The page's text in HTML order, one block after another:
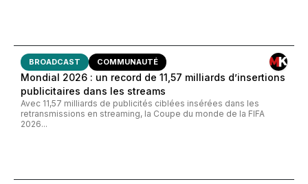
BROADCAST COMMUNAUTÉ
Mondial 2026 : un record de 11,57 milliards d’insertions
publicitaires dans les streams
Avec 11,57 milliards de publicités ciblées insérées dans les
retransmissions en streaming, la Coupe du monde de la FIFA
2026...